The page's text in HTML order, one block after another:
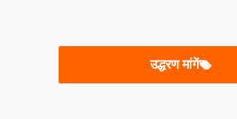
उद्धरण मांगें